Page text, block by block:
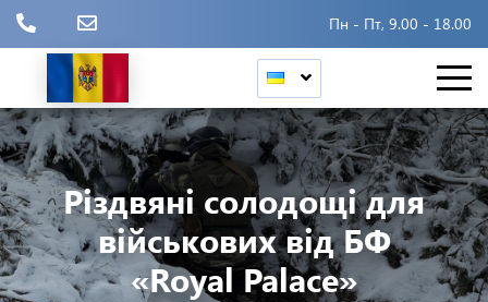
Пн - Пт, 9.00 - 18.00
Різдвяні солодощі для
військових від БФ
«Royal Palace»